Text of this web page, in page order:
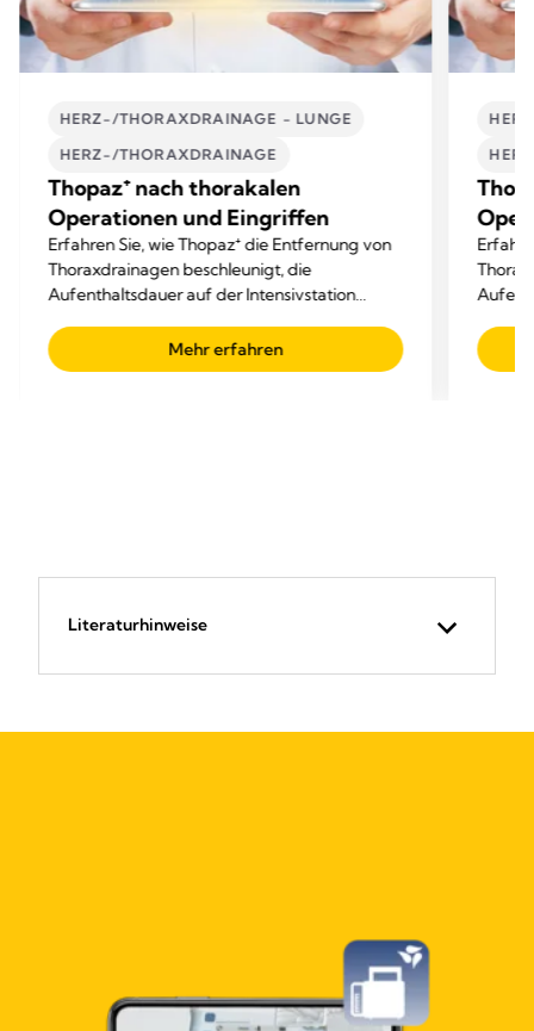
HERZ-/THORAXDRAINAGE - LUNGE
HERZ-/THORAXDRAINAGE
Thopaz⁺ nach thorakalen
Operationen und Eingriffen
Erfahren Sie, wie Thopaz⁺ die Entfernung von
Thoraxdrainagen beschleunigt, die
Aufenthaltsdauer auf der Intensivstation
Mehr erfahren
Literaturhinweise